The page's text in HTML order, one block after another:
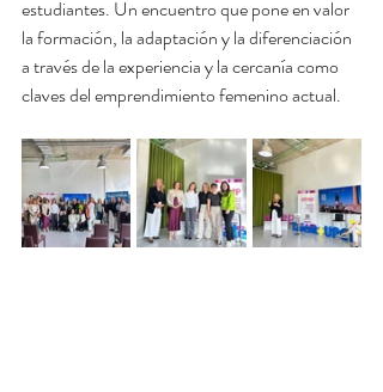
estudiantes. Un encuentro que pone en valor
la formación, la adaptación y la diferenciación
a través de la experiencia y la cercanía como
claves del emprendimiento femenino actual.